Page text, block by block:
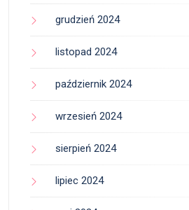
grudzień 2024
listopad 2024
październik 2024
wrzesień 2024
sierpień 2024
lipiec 2024